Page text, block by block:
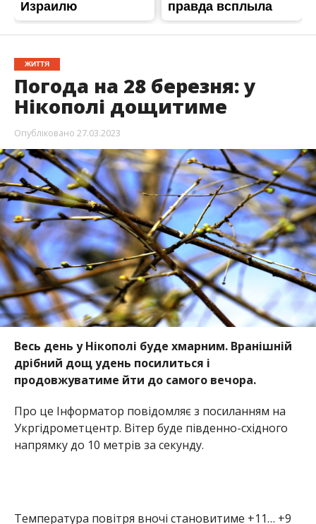
ЖИТТЯ
Погода на 28 березня: у
Нікополі дощитиме
Опубліковано 27.03.2023
Весь день у Нікополі буде хмарним. Вранішній
дрібний дощ удень посилиться і
продовжуватиме йти до самого вечора.
Про це Інформатор повідомляє з посиланням на
Укргідрометцентр. Вітер буде південно-східного
напрямку до 10 метрів за секунду.
Температура повітря вночі становитиме +11… +9